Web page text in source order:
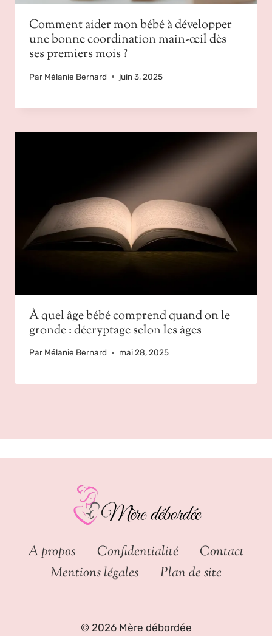
Comment aider mon bébé à développer
une bonne coordination main-œil dès
ses premiers mois ?
Par Mélanie Bernard juin 3, 2025
À quel âge bébé comprend quand on le
gronde : décryptage selon les âges
Par Mélanie Bernard mai 28, 2025
A propos Confidentialité
Contact
Mentions légales
Plan de site
© 2026 Mère débordée